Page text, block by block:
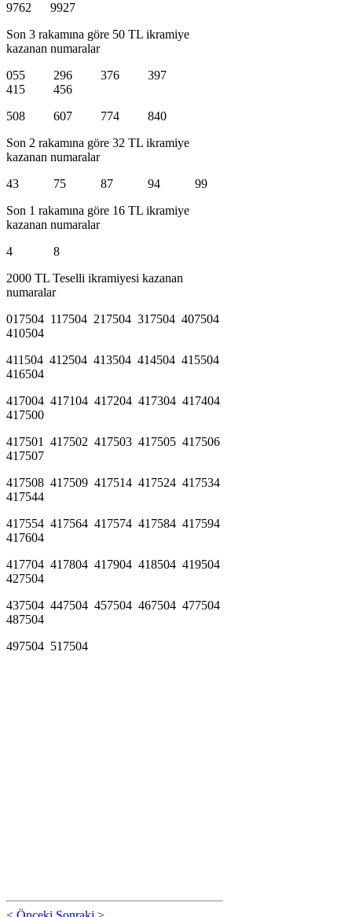
9762 9927
Son 3 rakamına göre 50 TL ikramiye
kazanan numaralar
055 296 376 397
415 456
508 607 774 840
Son 2 rakamına göre 32 TL ikramiye
kazanan numaralar
43 75 87 94 99
Son 1 rakamına göre 16 TL ikramiye
kazanan numaralar
4 8
2000 TL Teselli ikramiyesi kazanan
numaralar
017504 117504 217504 317504 407504
410504
411504 412504 413504 414504 415504
416504
417004 417104 417204 417304 417404
417500
417501 417502 417503 417505 417506
417507
417508 417509 417514 417524 417534
417544
417554 417564 417574 417584 417594
417604
417704 417804 417904 418504 419504
427504
437504 447504 457504 467504 477504
487504
497504 517504